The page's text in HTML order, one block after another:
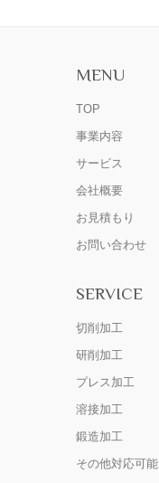
MENU
TOP
事業内容
サービス
会社概要
お見積もり
お問い合わせ
SERVICE
切削加工
研削加工
プレス加工
溶接加工
鍛造加工
その他対応可能